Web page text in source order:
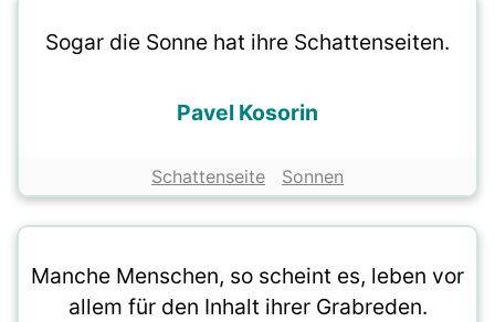
Sogar die Sonne hat ihre Schattenseiten.
Pavel Kosorin
Schattenseite Sonnen
Manche Menschen, so scheint es, leben vor
allem für den Inhalt ihrer Grabreden.